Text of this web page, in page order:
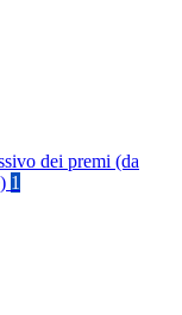
dei premi (da
1